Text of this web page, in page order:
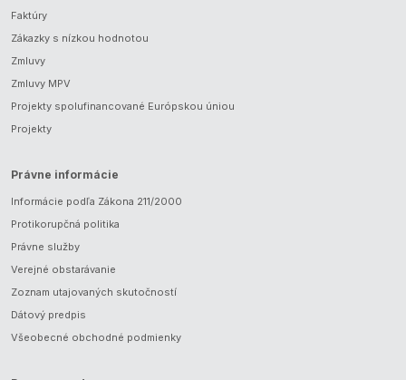
Faktúry
Zákazky s nízkou hodnotou
Zmluvy
Zmluvy MPV
Projekty spolufinancované Európskou úniou
Projekty
Právne informácie
Informácie podľa Zákona 211/2000
Protikorupčná politika
Právne služby
Verejné obstarávanie
Zoznam utajovaných skutočností
Dátový predpis
Všeobecné obchodné podmienky